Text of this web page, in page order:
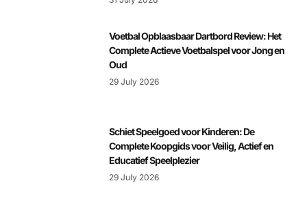
Voetbal Opblaasbaar Dartbord Review: Het
Complete Actieve Voetbalspel voor Jong en
Oud
29 July 2026
Schiet Speelgoed voor Kinderen: De
Complete Koopgids voor Veilig, Actief en
Educatief Speelplezier
29 July 2026